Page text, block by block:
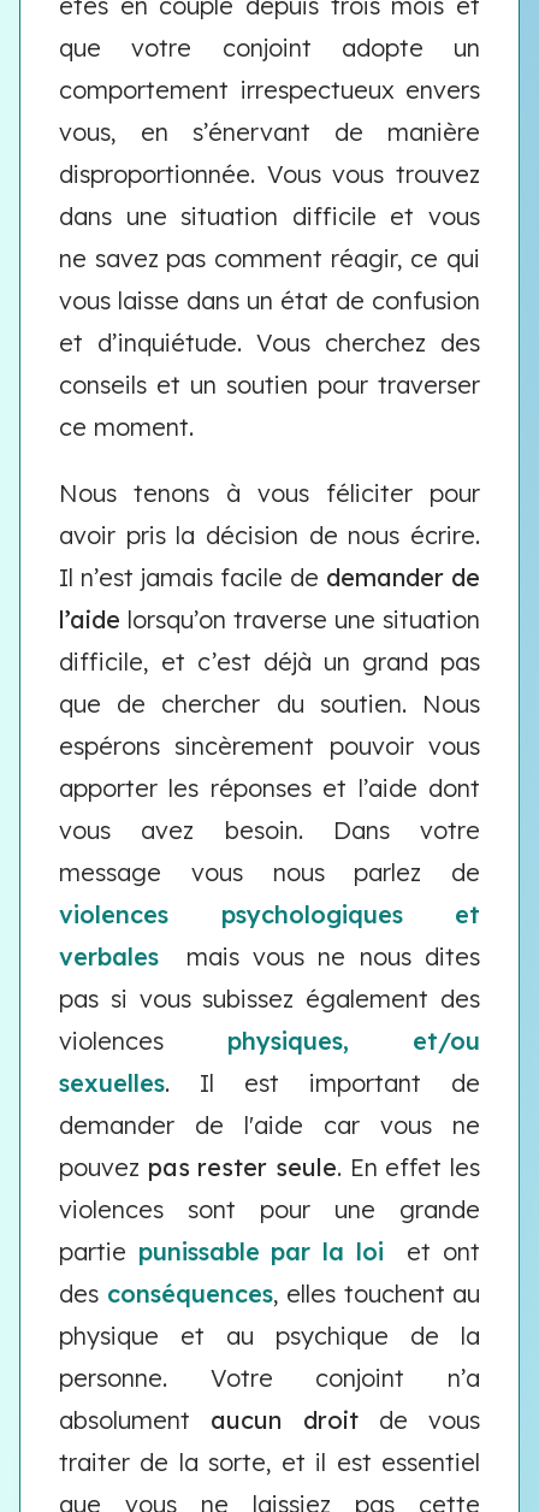
que votre conjoint adopte un
comportement irrespectueux envers
vous, en s’énervant de manière
disproportionnée. Vous vous trouvez
dans une situation difficile et vous
ne savez pas comment réagir, ce qui
vous laisse dans un état de confusion
et d’inquiétude. Vous cherchez des
conseils et un soutien pour traverser
ce moment.
Nous tenons à vous féliciter pour
avoir pris la décision de nous écrire.
Il n’est jamais facile de demander de
l’aide lorsqu’on traverse une situation
difficile, et c’est déjà un grand pas
que de chercher du soutien. Nous
espérons sincèrement pouvoir vous
apporter les réponses et l’aide dont
vous avez besoin. Dans votre
message vous nous parlez de
violences psychologiques et
verbales
mais vous ne nous dites
pas si vous subissez également des
violences physiques, et/ou
sexuelles. Il est important de
demander de l'aide car vous ne
pouvez pas rester seule. En effet les
violences sont pour une grande
partie punissable par la loi et ont
des conséquences, elles touchent au
physique et au psychique de la
personne. Votre conjoint n’a
absolument aucun droitde vous
traiter de la sorte, et il est essentiel
que vous ne laissiez pas cette